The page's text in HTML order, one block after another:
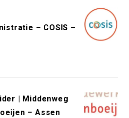
– COSIS –
| Middenweg
– Assen